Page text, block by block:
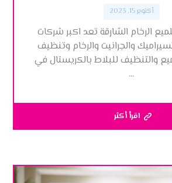
أكتوبر 15, 2023
الرخام الشارقة تعد اكبر شركات
والجرانيت والرخام وتنظيف
والتنظيف للبلاط بالكريستال في
...
اقرأ أكثر